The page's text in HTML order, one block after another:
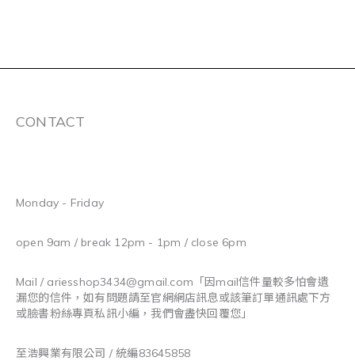
CONTACT
Monday - Friday
open 9am / break 12pm - 1pm / close 6pm
Mail / ariesshop3434@gmail.com 「因mail信件量較多怕會遺
漏您的信件，如有問題請至官網網店訊息或該筆訂單通訊處下方
或臉書粉絲專頁私訊小編，我們會盡快回覆您」
至浩興業有限公司 / 統編83645858